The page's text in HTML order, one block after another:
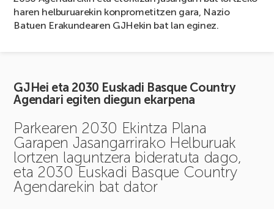
haren helburuarekin konprometitzen gara, Nazio
Batuen Erakundearen GJHekin bat lan eginez.
GJHei eta 2030 Euskadi Basque Country
Agendari egiten diegun ekarpena
Parkearen 2030 Ekintza Plana
Garapen Jasangarrirako Helburuak
lortzen laguntzera bideratuta dago,
eta 2030 Euskadi Basque Country
Agendarekin bat dator